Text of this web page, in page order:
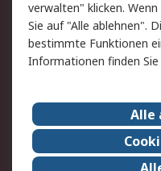
Copyright/
Karriere bei RS
Qualität/Umwelt/
verwalten" klicken.
Sie auf "Alle ablehnen".
bestimmte Funktionen
Informationen finden
Alle